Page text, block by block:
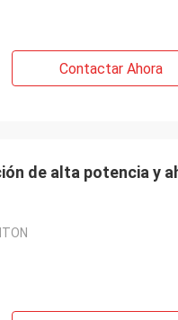
Contactar Ahora
de alta potencia y